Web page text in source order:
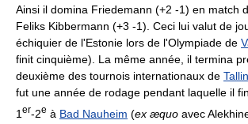
Ainsi il domina Friedemann (+2 -1) en match
Feliks Kibbermann (+3 -1). Ceci lui valut de
échiquier de l'Estonie lors de l'Olympiade de
finit cinquième). La même année, il termina
deuxième des tournois internationaux de
fut une année de rodage pendant laquelle il
1 er-2e à Bad Nauheim (ex æquo avec